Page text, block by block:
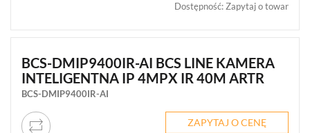
Dostępność:Zapytaj o towar
BCS-DMIP9400IR-AI BCS LINE KAMERA
INTELIGENTNA IP 4MPX IR 40M ARTR
BCS-DMIP9400IR-AI
ZAPYTAJ O CENĘ